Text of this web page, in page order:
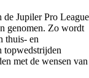
de Jupiler Pro League
genomen. Zo wordt
thuis- en
topwedstrijden
met de wensen van